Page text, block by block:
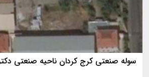
سوله صنعتی کرج کردان ناحیه صنعتی